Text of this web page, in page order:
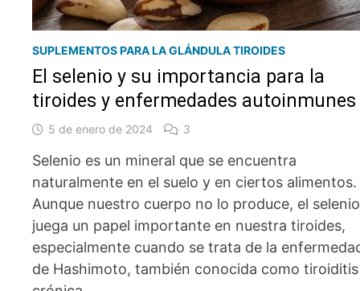
SUPLEMENTOS PARA LA GLÁNDULA TIROIDES
El selenio y su importancia para la
tiroides y enfermedades autoinmunes
5 de enero de 2024 3
Selenio es un mineral que se encuentra
naturalmente en el suelo y en ciertos alimentos.
Aunque nuestro cuerpo no lo produce, el selenio
juega un papel importante en nuestra tiroides,
especialmente cuando se trata de la
de Hashimoto, también conocida como tiroiditis